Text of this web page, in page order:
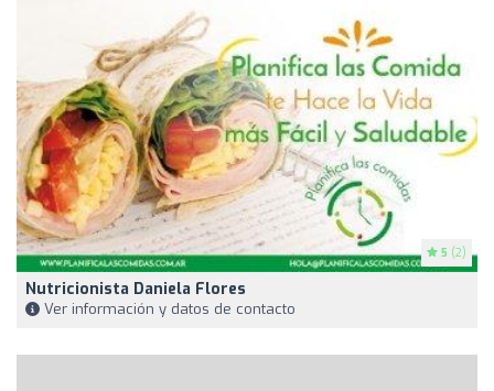
5 (2)
Nutricionista Daniela Flores
Ver información y datos de contacto